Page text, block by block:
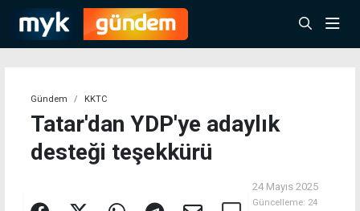
Gündem KKTC
Tatar'dan YDP'ye adaylık
desteği teşekkürü
24 Mayıs 2025
Güncelleme: 24